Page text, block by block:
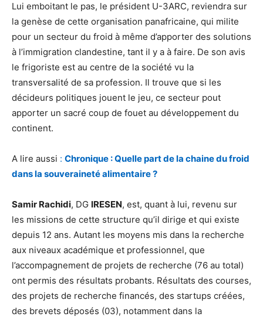
Lui emboitant le pas, le président U-3ARC, reviendra sur
la genèse de cette organisation panafricaine, qui milite
pour un secteur du froid à même d’apporter des solutions
à l’immigration clandestine, tant il y a à faire. De son avis
le frigoriste est au centre de la société vu la
transversalité de sa profession. Il trouve que si les
décideurs politiques jouent le jeu, ce secteur pout
apporter un sacré coup de fouet au développement du
continent.
A lire aussi : Chronique : Quelle part de la chaine du froid
dans la souveraineté alimentaire ?
Samir Rachidi, DG IRESEN, est, quant à lui, revenu sur
les missions de cette structure qu’il dirige et qui existe
depuis 12 ans. Autant les moyens mis dans la recherche
aux niveaux académique et professionnel, que
l’accompagnement de projets de recherche (76 au total)
ont permis des résultats probants. Résultats des courses,
des projets de recherche financés, des startups créées,
des brevets déposés (03), notamment dans la